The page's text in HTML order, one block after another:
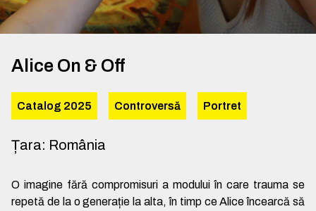
Alice On & Off
Catalog 2025 Controversă Portret
Țara: România
O imagine fără compromisuri a modului în care trauma se
repetă de la o generație la alta, în timp ce Alice încearcă să